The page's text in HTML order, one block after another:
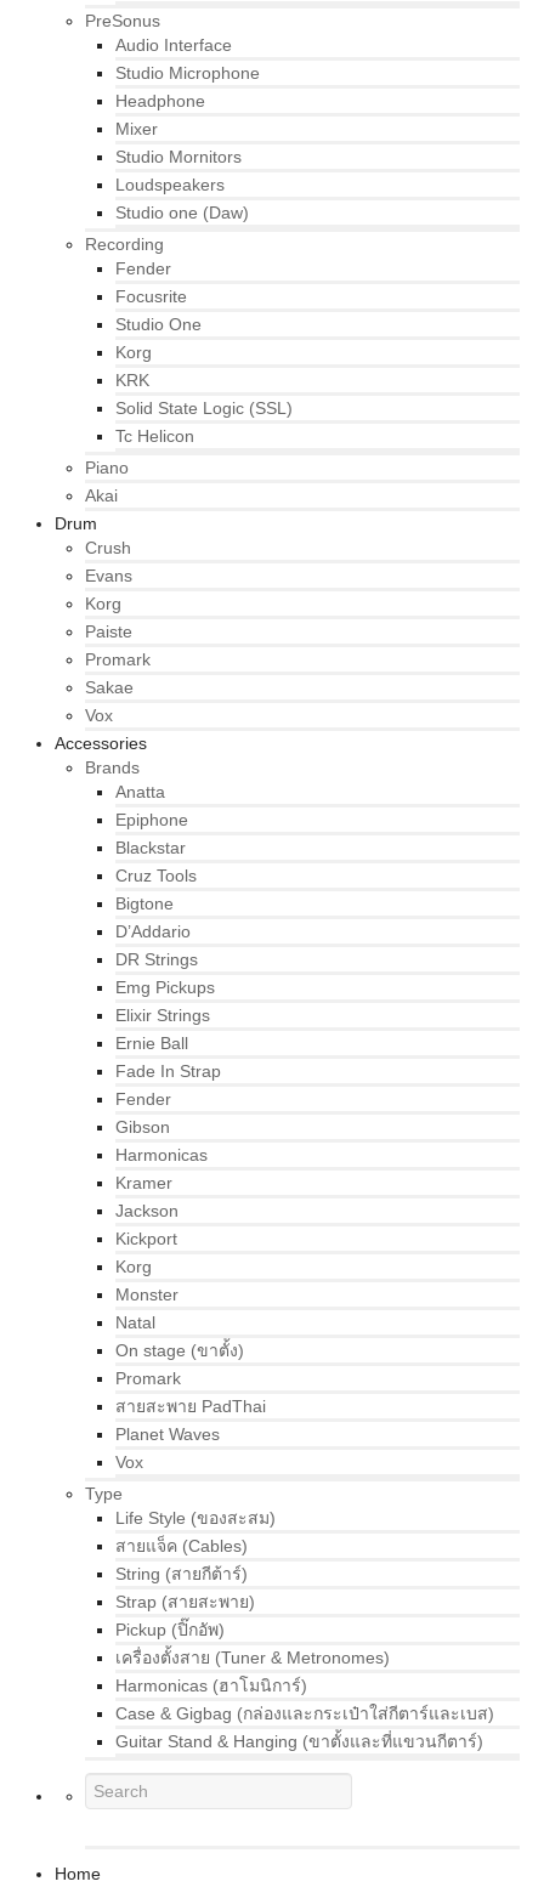
PreSonus
Audio Interface
Studio Microphone
Headphone
Mixer
Studio Mornitors
Loudspeakers
Studio one (Daw)
Recording
Fender
Focusrite
Studio One
Korg
KRK
Solid State Logic (SSL)
Tc Helicon
Piano
Akai
Drum
Crush
Evans
Korg
Paiste
Promark
Sakae
Vox
Accessories
Brands
Anatta
Epiphone
Blackstar
Cruz Tools
Bigtone
D’Addario
DR Strings
Emg Pickups
Elixir Strings
Ernie Ball
Fade In Strap
Fender
Gibson
Harmonicas
Kramer
Jackson
Kickport
Korg
Monster
Natal
On stage (ขาตั้ง)
Promark
สายสะพาย PadThai
Planet Waves
Vox
Type
Life Style (ของสะสม)
สายแจ็ค (Cables)
String (สายกีต้าร์)
Strap (สายสะพาย)
Pickup (ปิ๊กอัพ)
เครื่องตั้งสาย (Tuner & Metronomes)
Harmonicas (ฮาโมนิการ์)
Case & Gigbag (กล่องและกระเป๋าใส่กีตาร์และเบส)
Guitar Stand & Hanging (ขาตั้งและที่แขวนกีตาร์)
Home